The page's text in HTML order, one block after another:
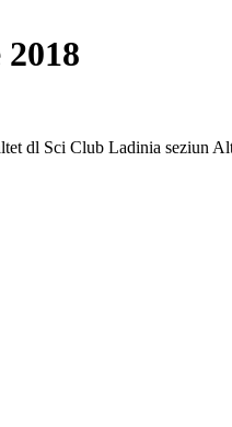
dl Sci Club Ladinia seziun